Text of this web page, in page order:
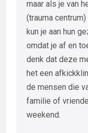
maar als je van
(trauma
kun je aan hun
omdat je af en
denk dat deze
het een
de mensen die
familie of
weekend.